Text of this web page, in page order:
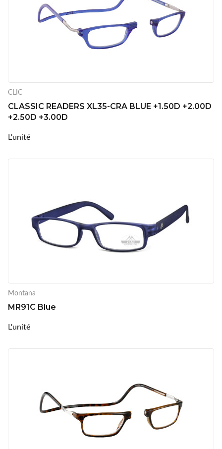
CLIC
CLASSIC READERS XL35-CRA BLUE +1.50D +2.00D
+2.50D +3.00D
L'unité
Montana
MR91C Blue
L'unité